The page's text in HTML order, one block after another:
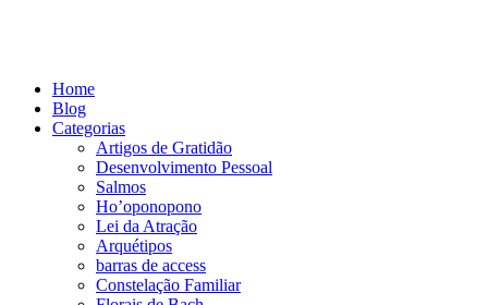
Home
Blog
Categorias
Artigos de Gratidão
Desenvolvimento Pessoal
Salmos
Ho’oponopono
Lei da Atração
Arquétipos
barras de access
Constelação Familiar